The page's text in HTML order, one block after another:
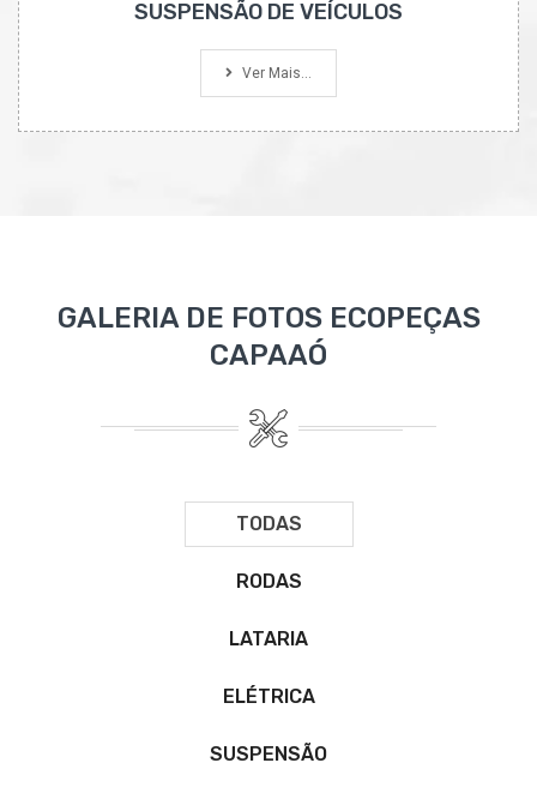
SUSPENSÃO DE VEÍCULOS
Ver Mais...
GALERIA DE FOTOS ECOPEÇAS
CAPAAÓ
TODAS
RODAS
LATARIA
ELÉTRICA
SUSPENSÃO